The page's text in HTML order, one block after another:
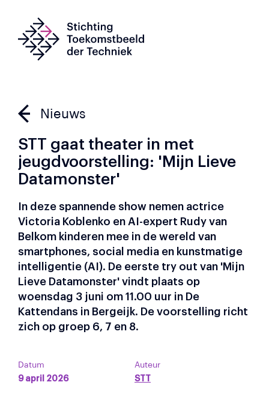
Nieuws
STT gaat theater in met
jeugdvoorstelling: 'Mijn Lieve
Datamonster'
In deze spannende show nemen actrice
Victoria Koblenko en AI-expert Rudy van
Belkom kinderen mee in de wereld van
smartphones, social media en kunstmatige
intelligentie (AI). De eerste try out van 'Mijn
Lieve Datamonster' vindt plaats op
woensdag 3 juni om 11.00 uur in De
Kattendans in Bergeijk. De voorstelling richt
zich op groep 6, 7 en 8.
Datum
9 april 2026
Auteur
STT